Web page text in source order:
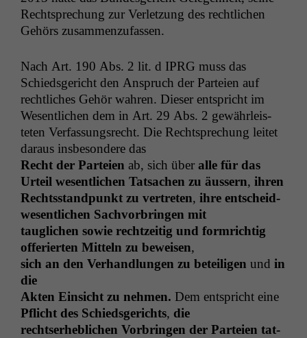
Recht­sprechung zur Ver­let­zung des rechtlichen
Gehörs zusammenzufassen.
Nach Art. 190 Abs. 2 lit. d IPRG muss das
Schieds­gericht den Anspruch der Parteien auf
rechtlich­es Gehör wahren. Dieser entspricht im
Wesentlichen dem in Art. 29 Abs. 2 gewährleis­
teten Ver­fas­sungsrecht. Die Recht­sprechung leit­et
daraus ins­beson­dere das
Recht der Parteien ab, sich über alle für das
Urteil wesentlichen Tat­sachen zu äussern, ihren
Rechts­stand­punkt zu vertreten, ihre entschei­d­
wesentlichen Sachvor­brin­gen mit
tauglichen sowie rechtzeit­ig und form­richtig
offerierten Mit­teln zu beweisen,
sich an den Ver­hand­lun­gen zu beteili­gen und in
die
Akten Ein­sicht zu nehmen. Dem entspricht eine
Pflicht des Schieds­gerichts, die
recht­ser­he­blichen Vor­brin­gen der Parteien tat­